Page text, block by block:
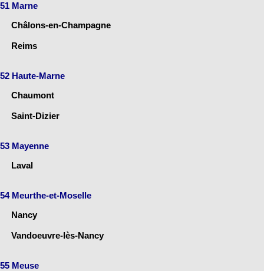
51 Marne
Châlons-en-Champagne
Reims
52 Haute-Marne
Chaumont
Saint-Dizier
53 Mayenne
Laval
54 Meurthe-et-Moselle
Nancy
Vandoeuvre-lès-Nancy
55 Meuse